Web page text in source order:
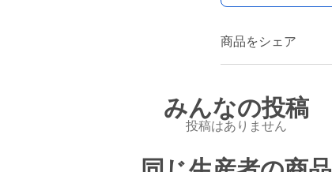
商品をシェア
みんなの投稿
投稿はありません